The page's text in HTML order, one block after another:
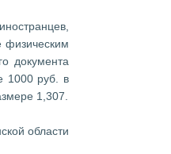
физическим
документа
1000 руб. в
1,307.
области